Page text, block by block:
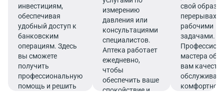
инвестициям,
обеспечивая
удобный доступ к
банковским
операциям. Здесь
вы сможете
получить
профессиональную
помощь и решить
измерению
давления или
консультациями
специалистов.
Аптека работает
ежедневно,
чтобы
обеспечить ваше
спокойствие и
свой образ в
перерывах
рабочими
задачами.
мастера
вам
комфортной